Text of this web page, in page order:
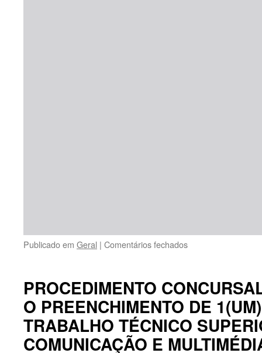
Publicado em Geral | Comentários fechadosem
PARA
O
PREENCHIMENTO
DE
1(UM)POSTO
DE
PROCEDIMENTO
O PREENCHIMENTO DE
TRABALHO TÉCNICO
COMUNICAÇÃO E